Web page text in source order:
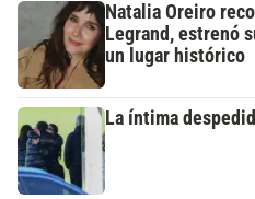
Natalia Oreiro
Legrand, estrenó
un lugar histórico
La íntima